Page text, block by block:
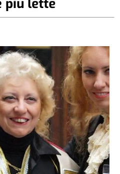
più lette